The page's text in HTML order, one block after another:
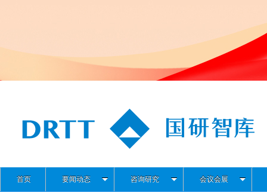
首页 要闻动态 咨询研究 会议会展